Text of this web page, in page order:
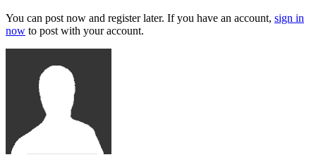
You can post now and register later. If you have an account, sign in
now to post with your account.